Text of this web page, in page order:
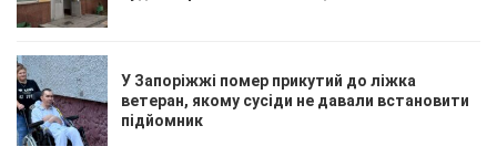
У Запоріжжі помер прикутий до ліжка
ветеран, якому сусіди не давали встановити
підйомник